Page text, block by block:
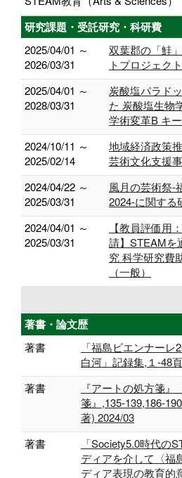
研究課題・受託研究・科研費
2025/04/01 ～
2026/03/31
双葉郡の「鮭
トプロジェク
2025/04/01 ～
2028/03/31
炭酸塩パラド
た 炭酸塩生物
学術変革B キ
2024/10/11 ～
2025/02/14
地域経済政策
芸術文化支援
2024/04/22 ～
2025/03/31
風月の芸術祭-
2024-に関する
2024/04/01 ～
2025/03/31
【教員評価用
請】STEAMを
究 科学研究費
（一般）
著書・論文歴
著書
「福島ビエンナー
白河」記録集,１-48
著書
『アートの処方箋
箋』,135-139,186-
著) 2024/03
著書
「Society5.0時代
ディアを介して〈福
ディア表現の教育的